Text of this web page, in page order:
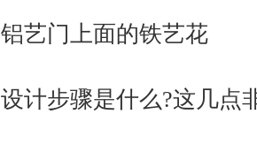
艺门上面的铁艺花
计步骤是什么?这几点